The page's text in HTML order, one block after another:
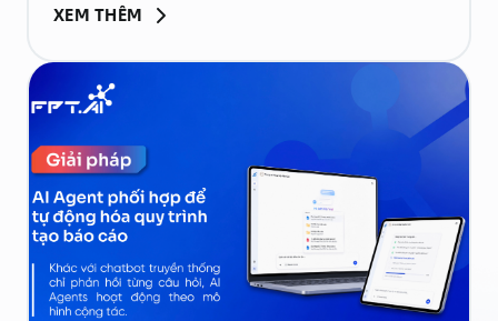
thực thi hàm rồi gửi kết quả về mô hình để
tạo phản hồi cuối cùng. Hãy cùng FPT.AI
tìm hiểu Function Calling là gì, cách thức
XEM THÊM